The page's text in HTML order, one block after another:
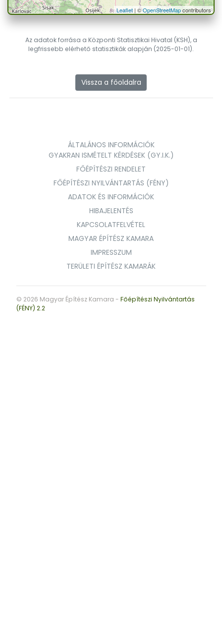
Leaflet| ©OpenStreetMapcontributors
Az adatok forrása a Központi Statisztikai Hivatal (KSH), a
legfrissebb elérhető statisztikák alapján (2025-01-01).
Vissza a főoldalra
ÁLTALÁNOS INFORMÁCIÓK
GYAKRAN ISMÉTELT KÉRDÉSEK (GY.I.K.)
FŐÉPÍTÉSZI RENDELET
FŐÉPÍTÉSZI NYILVÁNTARTÁS (FÉNY)
ADATOK ÉS INFORMÁCIÓK
HIBAJELENTÉS
KAPCSOLATFELVÉTEL
MAGYAR ÉPÍTÉSZ KAMARA
IMPRESSZUM
TERÜLETI ÉPÍTÉSZ KAMARÁK
© 2026 Magyar Építész Kamara - Főépítészi Nyilvántartás
(FÉNY) 2.2